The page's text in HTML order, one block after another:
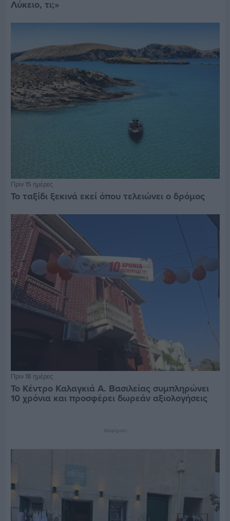
Λύκειο, τι;»
Πριν 15 ημέρες
Το ταξίδι ξεκινά εκεί όπου τελειώνει ο δρόμος
Πριν 18 ημέρες
Το Κέντρο Καλαγκιά Α. Βασιλείας συμπληρώνει
10 χρόνια και προσφέρει δωρεάν αξιολογήσεις
Διαφήμιση